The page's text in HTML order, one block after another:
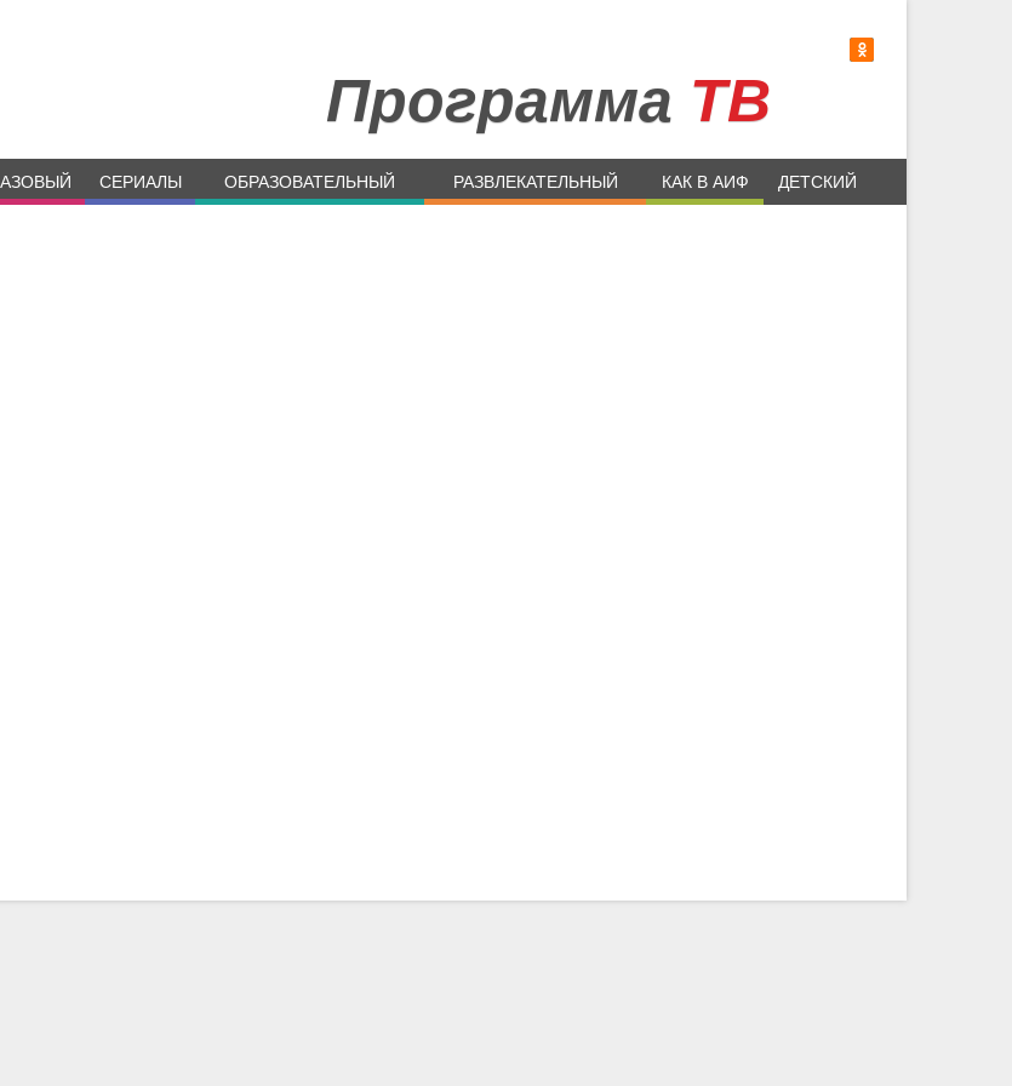
Программа ТВ
СЕРИАЛЫ ОБРАЗОВАТЕЛЬНЫЙ РАЗВЛЕКАТЕЛЬНЫЙ КАК В АИФ ДЕТСКИЙ